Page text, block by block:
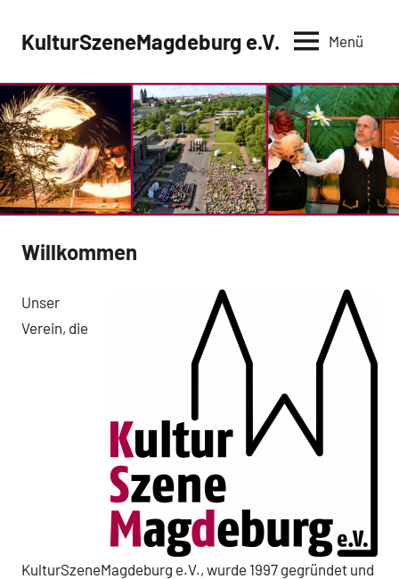
InhaltKulturSzeneMagdeburg e.V. Menü
Willkommen
Unser
Verein, die
KulturSzeneMagdeburg e.V., wurde 1997 gegründet und